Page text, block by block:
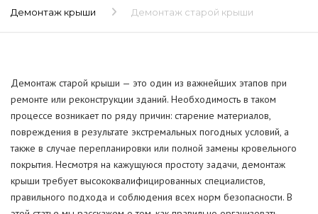
Демонтаж крыши
Демонтаж старой крыши
Демонтаж старой крыши — это один из важнейших этапов при
ремонте или реконструкции зданий. Необходимость в таком
процессе возникает по ряду причин: старение материалов,
повреждения в результате экстремальных погодных условий, а
также в случае перепланировки или полной замены кровельного
покрытия. Несмотря на кажущуюся простоту задачи, демонтаж
крыши требует высококвалифицированных специалистов,
правильного подхода и соблюдения всех норм безопасности. В